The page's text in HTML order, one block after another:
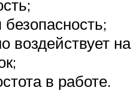
безопасность;
воздействует на
в работе.